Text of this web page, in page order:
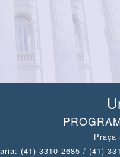
Praça
(41) 3310-2685 / (41)